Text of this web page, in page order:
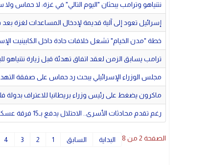
نتنياهو وترامب يبحثان "اليوم التالي" في غزة: لا حماس
إسرائيل تعود إلى آلية قديمة لإدخال المساعدات لغزة
خطة "مدن الخيام" تشعل خلافات حادة داخل الكابينيت
ترامب يسابق الزمن لعقد اتفاق تهدئة قبل زيارة نتنياهو
مجلس الوزراء الإسرائيلي يبحث رد حماس على صفقة
ماكرون يضغط على رئيس وزراء بريطانيا للاعتراف بدولة
رغم تقدم محادثات الأسرى.. الاحتلال يدفع بـ15 فرقة عسكرية لاستكمال احتلال غزة
الصفحة 2 من 8 البداية السابق 1
2
3
4